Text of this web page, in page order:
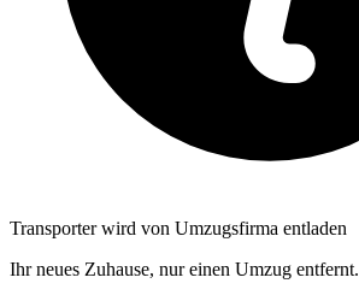
Transporter wird von Umzugsfirma entladen
Ihr neues Zuhause, nur einen Umzug entfernt.